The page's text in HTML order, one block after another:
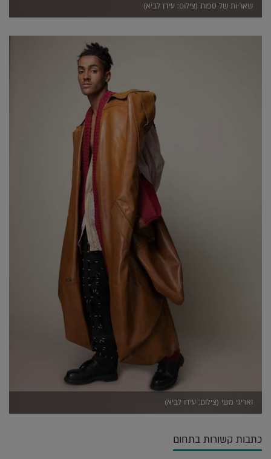
שאריות של ספות (צילום: עידן לביא)
ואריגי משי (צילום: עידו לביא)
כתבות קשורות בתחום